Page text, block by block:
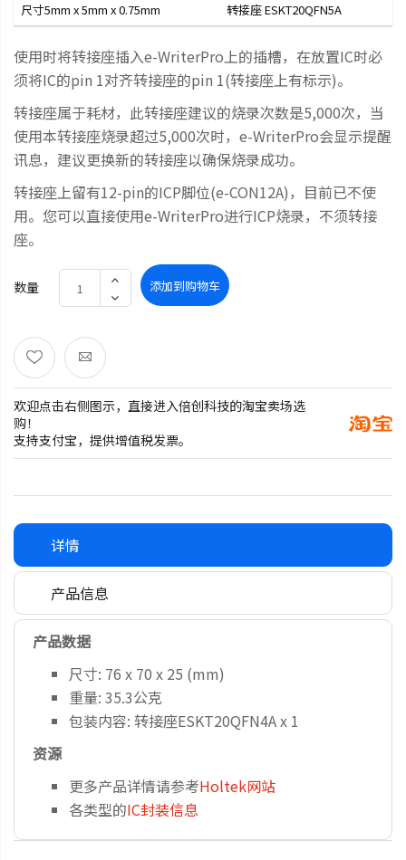
尺寸5mm x 5mm x 0.75mm
转接座 ESKT20QFN5A
使用时将转接座插入e-WriterPro上的插槽，在放置IC时必
须将IC的pin 1对齐转接座的pin 1(转接座上有标示)。
转接座属于耗材，此转接座建议的烧录次数是5,000次，当
使用本转接座烧录超过5,000次时，e-WriterPro会显示提醒
讯息，建议更换新的转接座以确保烧录成功。
转接座上留有12-pin的ICP脚位(e-CON12A)，目前已不使
用。您可以直接使用e-WriterPro进行ICP烧录，不须转接
座。
数量 添加到购物车
欢迎点击右侧图示，直接进入倍创科技的淘宝卖场选
购！
支持支付宝，提供增值税发票。
详情
产品信息
产品数据
尺寸: 76 x 70 x 25 (mm)
重量: 35.3公克
包装内容: 转接座ESKT20QFN4A x 1
资源
更多产品详情请参考Holtek网站
各类型的IC封装信息